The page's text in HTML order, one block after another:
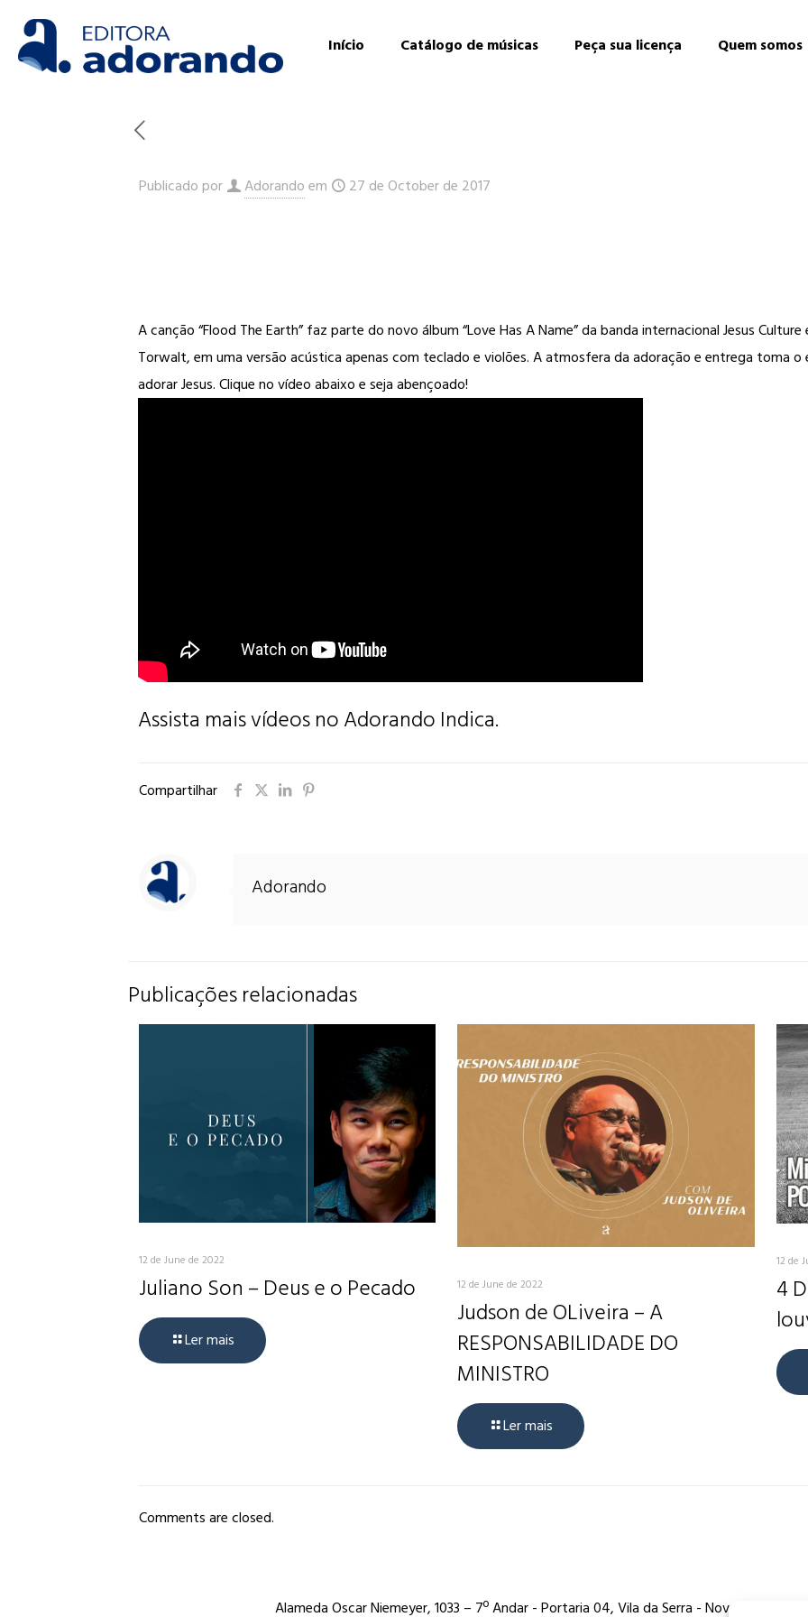
Início Catálogo de músicas Peça sua licença Quem somos
Publicado por Adorandoem 27 de October de 2017
A canção “Flood The Earth” faz parte do novo álbum “Love Has A Name” da banda internacional Jesus
Torwalt, em uma versão acústica apenas com teclado e violões. A atmosfera da adoração e entrega toma
adorar Jesus. Clique no vídeo abaixo e seja abençoado!
Assista mais vídeos no Adorando Indica.
Compartilhar
Adorando
Publicações relacionadas
12 de June de 2022
Juliano Son – Deus e o Pecado
Ler mais
12 de June de 2022
Judson de OLiveira – A
RESPONSABILIDADE DO
MINISTRO
Ler mais
12 de
4
Comments are closed.
Alameda Oscar Niemeyer, 1033 – 7º Andar - Portaria 04, Vila da Serra - Nova Lima/